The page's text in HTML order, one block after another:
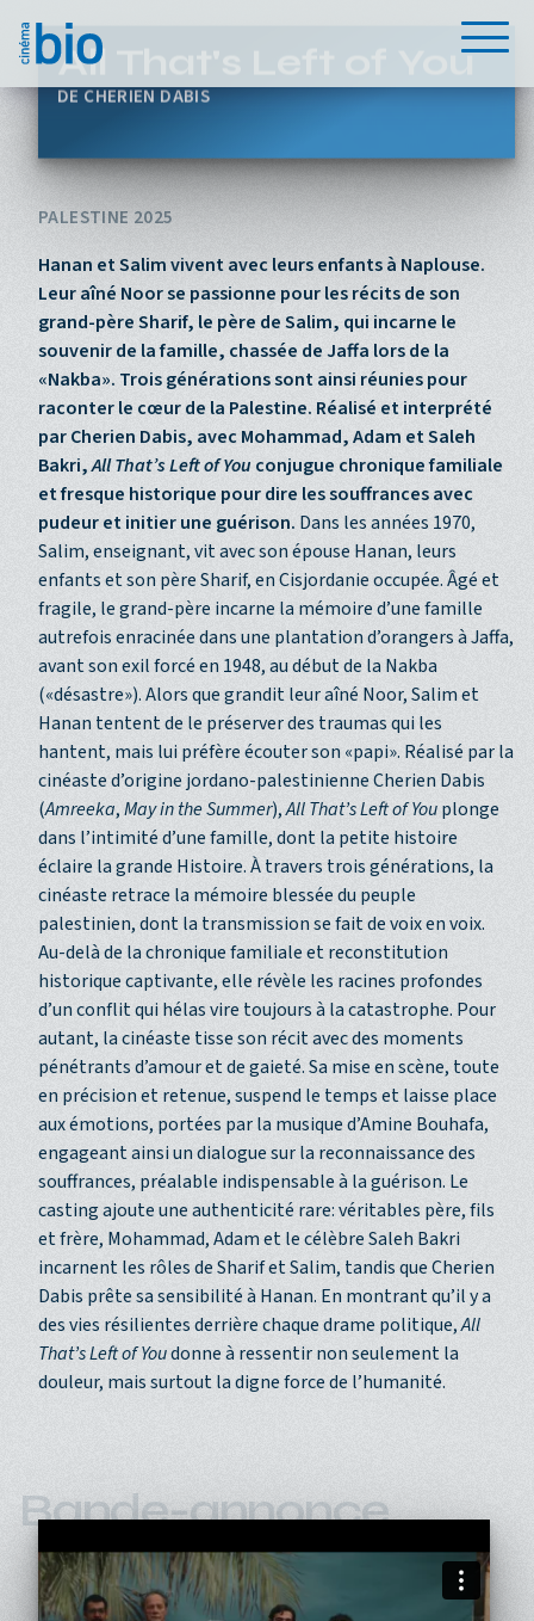
All That's Left of You
CHERIEN DABIS
PALESTINE 2025
Hanan et Salim vivent avec leurs enfants à Naplouse.
Leur aîné Noor se passionne pour les récits de son
grand-père Sharif, le père de Salim, qui incarne le
souvenir de la famille, chassée de Jaffa lors de la
«Nakba». Trois générations sont ainsi réunies pour
raconter le cœur de la Palestine. Réalisé et interprété
par Cherien Dabis, avec Mohammad, Adam et Saleh
Bakri,All That’s Left of You conjugue chronique familiale
et fresque historique pour dire les souffrances avec
pudeur et initier une guérison. Dans les années 1970,
Salim, enseignant, vit avec son épouse Hanan, leurs
enfants et son père Sharif, en Cisjordanie occupée. Âgé et
fragile, le grand-père incarne la mémoire d’une famille
autrefois enracinée dans une plantation d’orangers à Jaffa,
avant son exil forcé en 1948, au début de la Nakba
(«désastre»). Alors que grandit leur aîné Noor, Salim et
Hanan tentent de le préserver des traumas qui les
hantent, mais lui préfère écouter son «papi». Réalisé par la
cinéaste d’origine jordano-palestinienne Cherien Dabis
(Amreeka,May in the Summer),All That’s Left of Youplonge
dans l’intimité d’une famille, dont la petite histoire
éclaire la grande Histoire. À travers trois générations, la
cinéaste retrace la mémoire blessée du peuple
palestinien, dont la transmission se fait de voix en voix.
Au-delà de la chronique familiale et reconstitution
historique captivante, elle révèle les racines profondes
d’un conflit qui hélas vire toujours à la catastrophe. Pour
autant, la cinéaste tisse son récit avec des moments
pénétrants d’amour et de gaieté. Sa mise en scène, toute
en précision et retenue, suspend le temps et laisse place
aux émotions, portées par la musique d’Amine Bouhafa,
engageant ainsi un dialogue sur la reconnaissance des
souffrances, préalable indispensable à la guérison. Le
casting ajoute une authenticité rare: véritables père, fils
et frère, Mohammad, Adam et le célèbre Saleh Bakri
incarnent les rôles de Sharif et Salim, tandis que Cherien
Dabis prête sa sensibilité à Hanan. En montrant qu’il y a
des vies résilientes derrière chaque drame politique,All
That’s Left of Youdonne à ressentir non seulement la
douleur, mais surtout la digne force de l’humanité.
Bande-annonce